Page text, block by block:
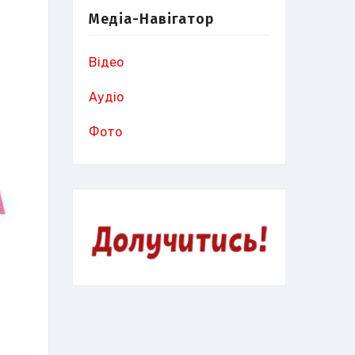
Медіа-Навігатор
Відео
Аудіо
Фото